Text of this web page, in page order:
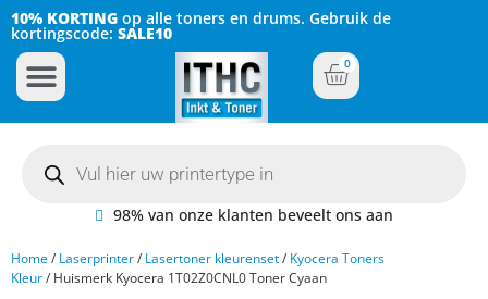
10% KORTING op alle toners en drums. Gebruik de
kortingscode: SALE10
0
98% van onze klanten beveelt ons aan
Home/ Laserprinter/ Lasertoner kleurenset/ Kyocera Toners
Kleur/ Huismerk Kyocera 1T02Z0CNL0 Toner Cyaan